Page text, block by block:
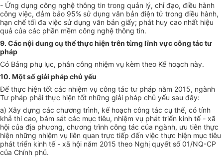
- Ứng dụng công nghệ thông tin trong quản lý, chỉ đạo, điều hành
công việc, đảm bảo 95% sử dụng văn bản điện tử trong điều hành,
hạn chế tối đa việc sử dụng văn bản giấy; phát huy cao nhất hiệu
quả của các phần mềm công nghệ thông tin.
9. Các nội dung cụ thể thực hiện trên từng lĩnh vực công tác tư
pháp
Có Bảng phụ lục, phân công nhiệm vụ kèm theo Kế hoạch này.
10. Một số giải pháp chủ yếu
Để thực hiện tốt các nhiệm vụ công tác tư pháp năm 2015, ngành
Tư pháp phải thực hiện tốt những giải pháp chủ yếu sau đây:
a) Xây dựng các chương trình, kế hoạch công tác cụ thể, có tính
khả thi cao, bám sát các mục tiêu, nhiệm vụ phát triển kinh tế - xã
hội của địa phương, chương trình công tác của ngành, ưu tiên thực
hiện những nhiệm vụ liên quan trực tiếp đến việc thực hiện mục tiêu
phát triển kinh tế - xã hội năm 2015 theo Nghị quyết số 01/NQ-CP
của Chính phủ.